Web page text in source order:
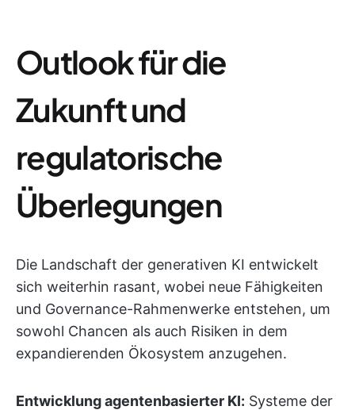
Outlook für die
Zukunft und
regulatorische
Überlegungen
Die Landschaft der generativen KI entwickelt
sich weiterhin rasant, wobei neue Fähigkeiten
und Governance-Rahmenwerke entstehen, um
sowohl Chancen als auch Risiken in dem
expandierenden Ökosystem anzugehen.
Entwicklung agentenbasierter KI: Systeme der